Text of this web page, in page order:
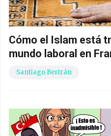
Cómo el Islam está
mundo laboral en
Santiago Bertrán